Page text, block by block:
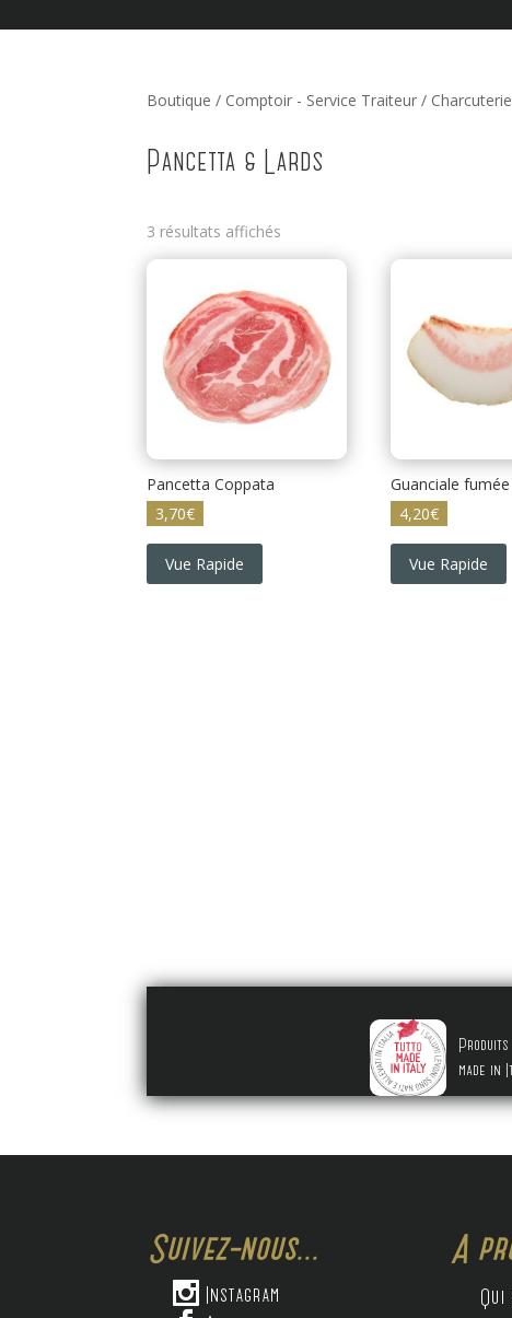
Boutique / Comptoir - Service Traiteur /
Pancetta & Lards
3 résultats affichés
Pancetta Coppata
3,70€
Vue Rapide
Guanciale fumée
4,20€
Vue Rapide
made in
Suivez-nous...
 Instagram
A
Qui